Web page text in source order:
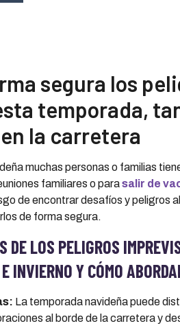
segura los
temporada,
la carretera
muchas personas o familias
familiares o parasalir de
de encontrar desafíos y peligros
de forma segura.
DE LOS PELIGROS
INVIERNO Y CÓMO
La temporada navideña puede
al borde de la carretera y